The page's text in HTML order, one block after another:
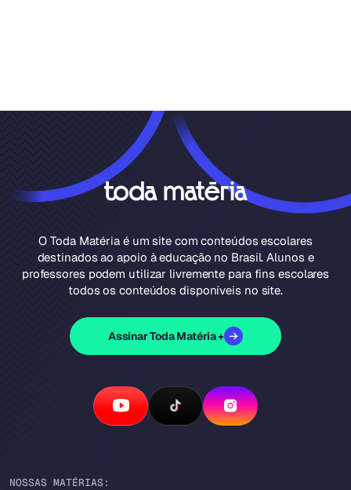
O Toda Matéria é um site com conteúdos escolares
destinados ao apoio à educação no Brasil. Alunos e
professores podem utilizar livremente para fins escolares
todos os conteúdos disponíveis no site.
Assinar Toda Matéria +
NOSSAS MATÉRIAS: